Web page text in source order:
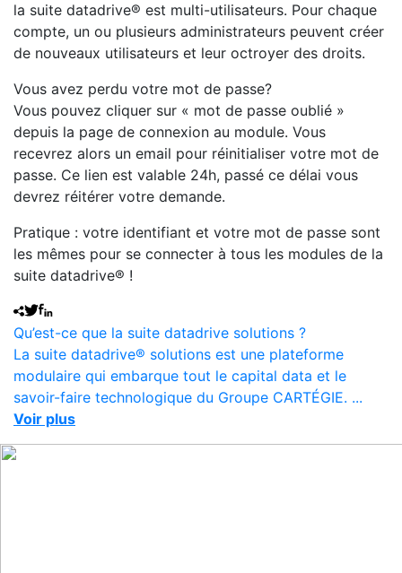
la suite datadrive® est multi-utilisateurs. Pour chaque
compte, un ou plusieurs administrateurs peuvent créer
de nouveaux utilisateurs et leur octroyer des droits.
Vous avez perdu votre mot de passe?
Vous pouvez cliquer sur « mot de passe oublié »
depuis la page de connexion au module. Vous
recevrez alors un email pour réinitialiser votre mot de
passe. Ce lien est valable 24h, passé ce délai vous
devrez réitérer votre demande.
Pratique : votre identifiant et votre mot de passe sont
les mêmes pour se connecter à tous les modules de la
suite datadrive® !
Qu’est-ce que la suite datadrive solutions ?
La suite datadrive® solutions est une plateforme
modulaire qui embarque tout le capital data et le
savoir-faire technologique du Groupe CARTÉGIE. ...
Voir plus